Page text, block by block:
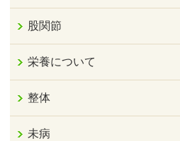
股関節
栄養について
整体
未病